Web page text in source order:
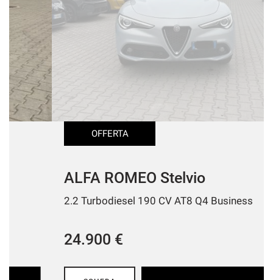
CONTATTI
ALFA ROMEO Stelvio
2.2 Turbodiesel 190 CV AT8 Q4 Business
24.900 €